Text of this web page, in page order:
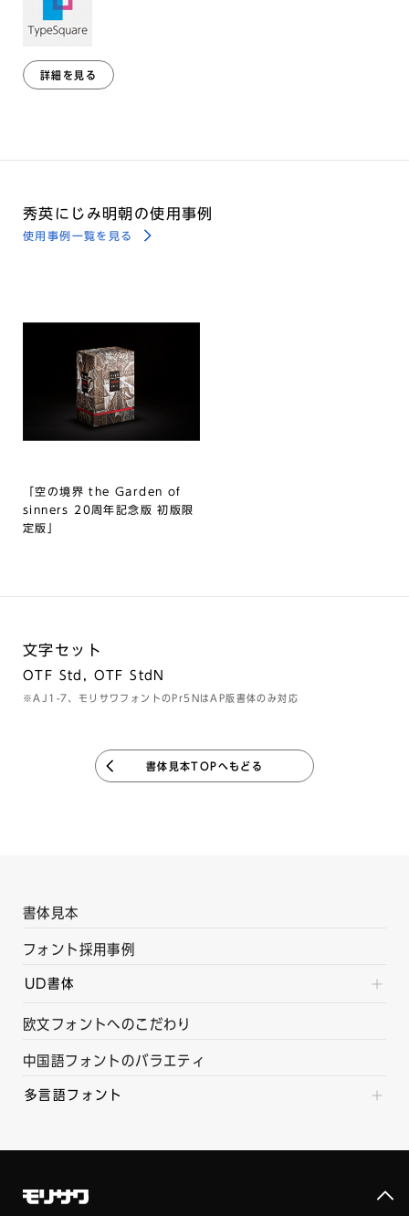
詳細を見る
秀英にじみ明朝の使用事例
使用事例一覧を見る
「空の境界 the Garden of
sinners 20周年記念版 初版限
定版」
文字セット
OTF Std, OTF StdN
※AJ1-7、モリサワフォントのPr5NはAP版書体のみ対応
書体見本TOPへもどる
書体見本
フォント採用事例
UD書体
欧文フォントへのこだわり
中国語フォントのバラエティ
多言語フォント